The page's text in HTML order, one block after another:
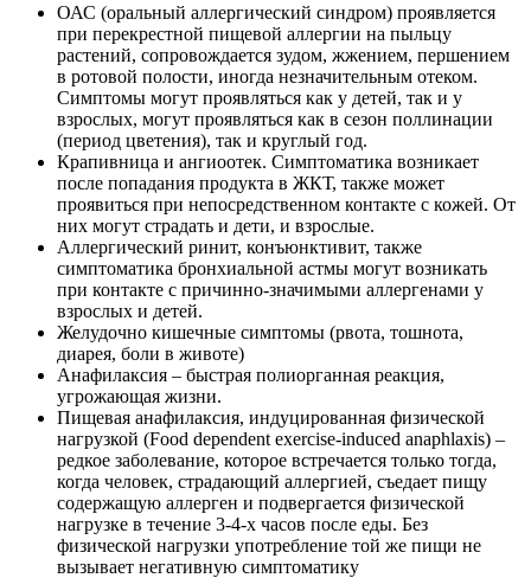
ОАС (оральный аллергический синдром) проявляется
при перекрестной пищевой аллергии на пыльцу
растений, сопровождается зудом, жжением, першением
в ротовой полости, иногда незначительным отеком.
Симптомы могут проявляться как у детей, так и у
взрослых, могут проявляться как в сезон поллинации
(период цветения), так и круглый год.
Крапивница и ангиоотек. Симптоматика возникает
после попадания продукта в ЖКТ, также может
проявиться при непосредственном контакте с кожей. От
них могут страдать и дети, и взрослые.
Аллергический ринит, конъюнктивит, также
симптоматика бронхиальной астмы могут возникать
при контакте с причинно-значимыми аллергенами у
взрослых и детей.
Желудочно кишечные симптомы (рвота, тошнота,
диарея, боли в животе)
Анафилаксия – быстрая полиорганная реакция,
угрожающая жизни.
Пищевая анафилаксия, индуцированная физической
нагрузкой (Food dependent exercise-induced anaphlaxis) –
редкое заболевание, которое встречается только тогда,
когда человек, страдающий аллергией, съедает пищу
содержащую аллерген и подвергается физической
нагрузке в течение 3-4-х часов после еды. Без
физической нагрузки употребление той же пищи не
вызывает негативную симптоматику